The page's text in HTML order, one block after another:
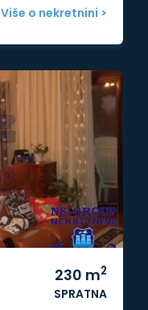
Više o nekretnini >
230 m2
SPRATNA